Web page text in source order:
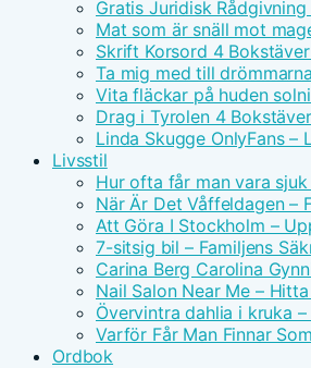
Gratis Juridisk
Mat som är snäll mot
Skrift Korsord 4
Ta mig med till
Vita fläckar på huden
Drag i Tyrolen 4
Linda Skugge OnlyFans –
Livsstil
Hur ofta får man vara
När Är Det Våffeldagen –
Att Göra I Stockholm –
7-sitsig bil – Familjens
Carina Berg Carolina
Nail Salon Near Me –
Övervintra dahlia i kruka
Varför Får Man Finnar
Ordbok